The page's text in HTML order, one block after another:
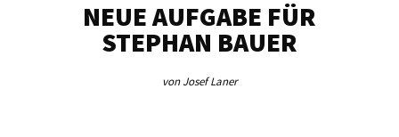
NEUE AUFGABE FÜR
STEPHAN BAUER
von Josef Laner